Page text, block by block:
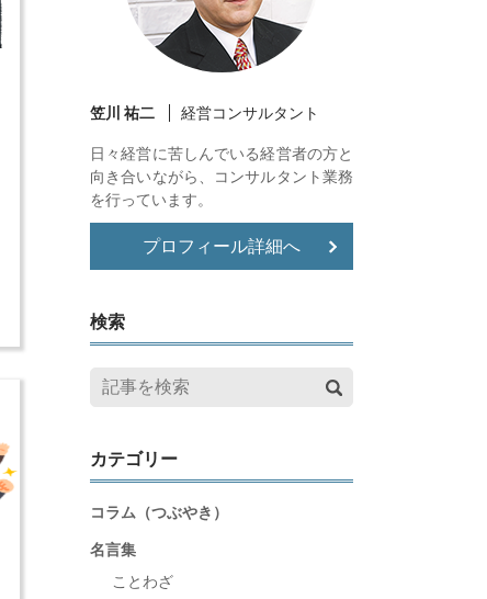
笠川 祐二 経営コンサルタント
日々経営に苦しんでいる経営者の方と
向き合いながら、コンサルタント業務
を行っています。
プロフィール詳細へ
検索
カテゴリー
コラム（つぶやき）
名言集
ことわざ